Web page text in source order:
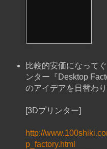
比較的安価になって
ンター『Desktop
のアイデアを日替わ
[3Dプリンター]
http://
p_factory.html